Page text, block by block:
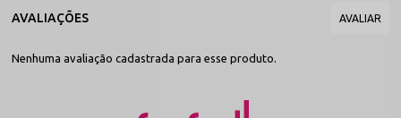
garantindo estabilidade para que a calcinha aberta na frente
Uma Paleta de Cores Apaixonantes para Despertar Seu
guarda-roupa de calcinha sexy, este modelo adapta-se perfeitamente
Nenhuma avaliação cadastrada para esse produto.